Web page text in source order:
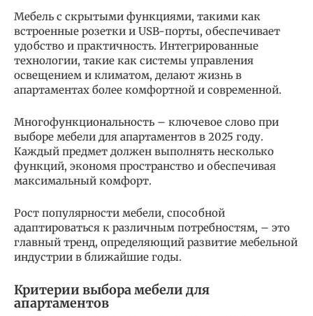
Мебель с скрытыми функциями, такими как
встроенные розетки и USB-порты, обеспечивает
удобство и практичность. Интегрированные
технологии, такие как системы управления
освещением и климатом, делают жизнь в
апартаментах более комфортной и современной.
Многофункциональность – ключевое слово при
выборе мебели для апартаментов в 2025 году.
Каждый предмет должен выполнять несколько
функций, экономя пространство и обеспечивая
максимальный комфорт.
Рост популярности мебели, способной
адаптироваться к различным потребностям, – это
главный тренд, определяющий развитие мебельной
индустрии в ближайшие годы.
Критерии выбора мебели для
апартаментов